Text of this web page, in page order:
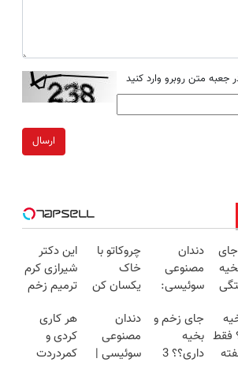
جعبه متن روبرو وارد کنید
ارسال
دندان
مصنوعی
سوئیسی:
فناوری
اروپا، سبک
و مقاوم |
چروکاتو با
خاک
یکسان کن
خانگی+آسان+به
صرفه)
این دکتر
شیرازی کرم
ترمیم زخم
ساخت!!!
فقط
هفته
جای زخم و
بخیه
داری؟؟ 3
دندان
مصنوعی
سوئیسی |
هر کاری
کردی و
کمردردت